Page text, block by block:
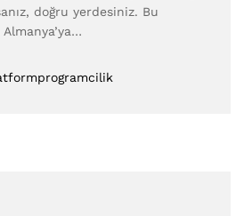
doğru yerdesiniz. Bu
Almanya’ya…